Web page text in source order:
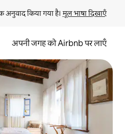
अनुवाद किया गया है। मूल भाषा दिखाएँ
अपनी जगह को Airbnb पर लाएँ